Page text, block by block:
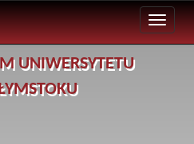
UNIWERSYTETU